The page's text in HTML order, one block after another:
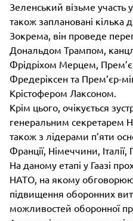
Зеленський візьме участь
також заплановані кілька
Зокрема, він проведе
Дональдом Трампом,
Фрідріхом Мерцем,
Фредеріксен та Прем’єр-
Крістофером Лаксоном.
Крім цього, очікується
генеральним секретарем
також з лідерами п’яти
Франції, Німеччини,
На даному етапі у Гаазі
НАТО, на якому
підвищення оборонних
можливостей оборонної